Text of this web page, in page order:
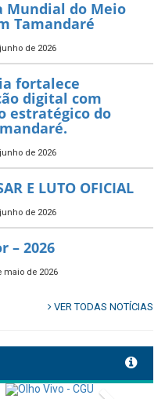
Tamandaré busca
para
pública do
junho de 2026
Tamandaré abre
o Festival
2026
Urbana!
Mundial do Meio
de 2026
fortalece
digital com
do